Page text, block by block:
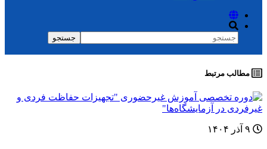
فرم جستجو
جستجو
مطالب مرتبط